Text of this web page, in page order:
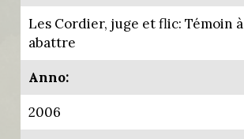
Les Cordier, juge et flic: Témoin à
abattre
Anno:
2006